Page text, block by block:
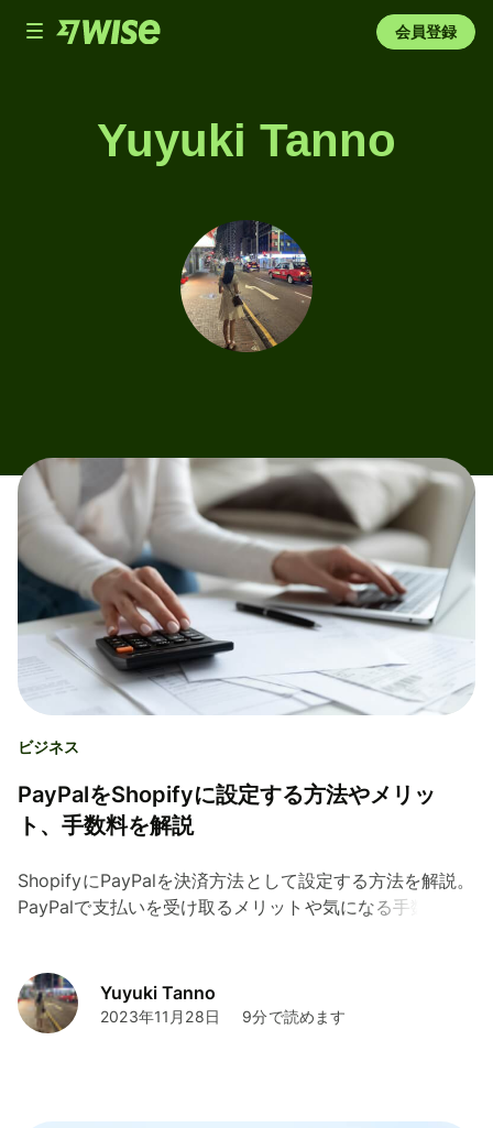
Toggle 会員登録
Yuyuki Tanno
ビジネス
PayPalをShopifyに設定する方法やメリッ
ト、手数料を解説
ShopifyにPayPalを決済方法として設定する方法を解説。
PayPalで支払いを受け取るメリットや気になる手数料な
Yuyuki Tanno
2023年11月28日 9分で読めます